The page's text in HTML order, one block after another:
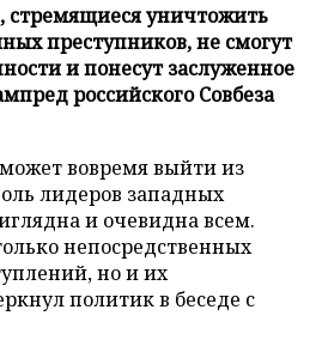
стремящиеся уничтожить
преступников, не смогут
и понесут заслуженное
российского Совбеза
вовремя выйти из
лидеров западных
и очевидна всем.
непосредственных
но и их
политик в беседе с